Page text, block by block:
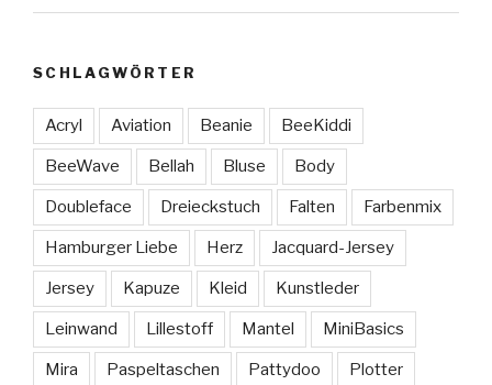
SCHLAGWÖRTER
Acryl Aviation Beanie BeeKiddi
BeeWave Bellah Bluse Body
Doubleface Dreieckstuch Falten Farbenmix
Hamburger Liebe Herz Jacquard-Jersey
Jersey Kapuze Kleid Kunstleder
Leinwand Lillestoff Mantel MiniBasics
Mira Paspeltaschen Pattydoo Plotter